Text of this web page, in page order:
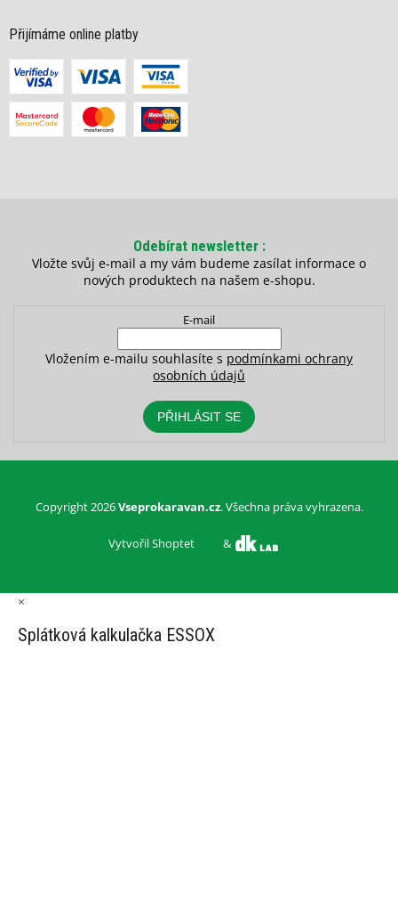
Přijímáme online platby
Odebírat newsletter
Vložte svůj e-mail a my vám budeme zasílat informace o
nových produktech na našem e-shopu.
E-mail
Vložením e-mailu souhlasíte s podmínkami ochrany
osobních údajů
PŘIHLÁSIT SE
Vytvořil Shoptet &
Copyright 2026Vseprokaravan.cz. Všechna práva vyhrazena.
×
Splátková kalkulačka ESSOX